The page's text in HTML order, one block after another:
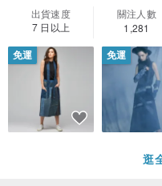
出貨速度
7 日以上
關注人數
1,281
免運 免運
逛